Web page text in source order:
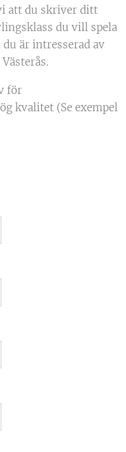
att du skriver ditt
du vill spela
är intresserad av
för
kvalitet (Se exempel